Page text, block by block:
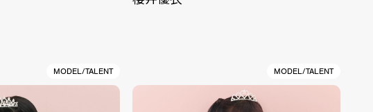
MODEL/TALENT MODEL/TALENT